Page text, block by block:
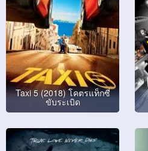
Taxi 5 (2018) โคตรแท็กซี่
ขับระเบิด